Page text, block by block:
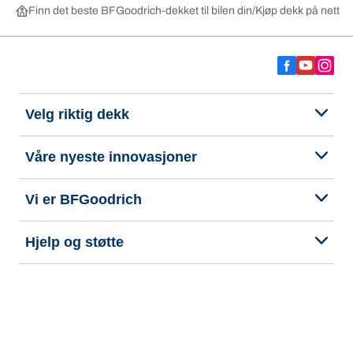
Finn det beste BFGoodrich-dekket til bilen din Kjøp dekk på nett
Velg riktig dekk
Våre nyeste innovasjoner
Vi er BFGoodrich
Hjelp og støtte